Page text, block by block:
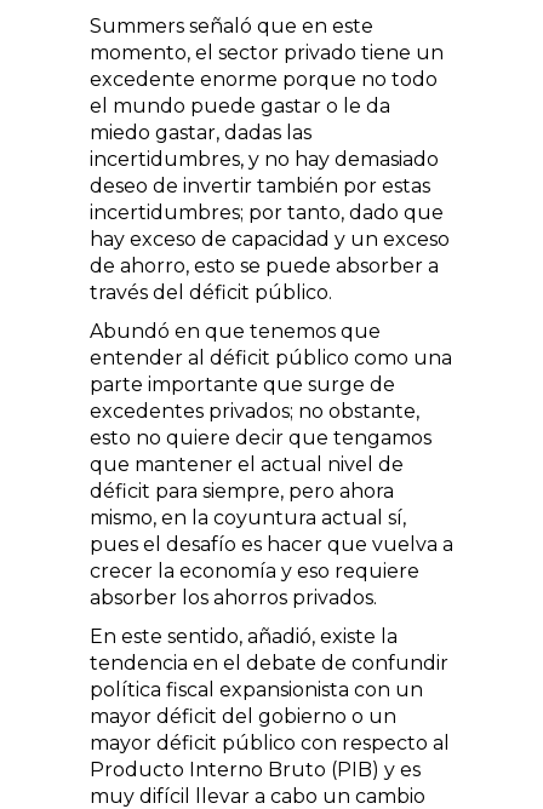
Summers señaló que en este
momento, el sector privado tiene un
excedente enorme porque no todo
el mundo puede gastar o le da
miedo gastar, dadas las
incertidumbres, y no hay demasiado
deseo de invertir también por estas
incertidumbres; por tanto, dado que
hay exceso de capacidad y un exceso
de ahorro, esto se puede absorber a
través del déficit público.
Abundó en que tenemos que
entender al déficit público como una
parte importante que surge de
excedentes privados; no obstante,
esto no quiere decir que tengamos
que mantener el actual nivel de
déficit para siempre, pero ahora
mismo, en la coyuntura actual sí,
pues el desafío es hacer que vuelva a
crecer la economía y eso requiere
absorber los ahorros privados.
En este sentido, añadió, existe la
tendencia en el debate de confundir
política fiscal expansionista con un
mayor déficit del gobierno o un
mayor déficit público con respecto al
Producto Interno Bruto (PIB) y es
muy difícil llevar a cabo un cambio